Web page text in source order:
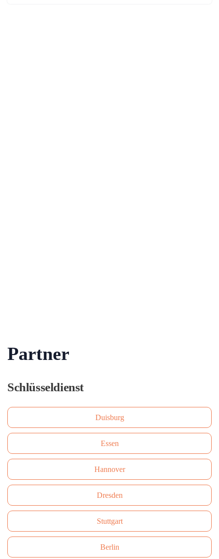
Partner
Schlüsseldienst
Duisburg
Essen
Hannover
Dresden
Stuttgart
Berlin